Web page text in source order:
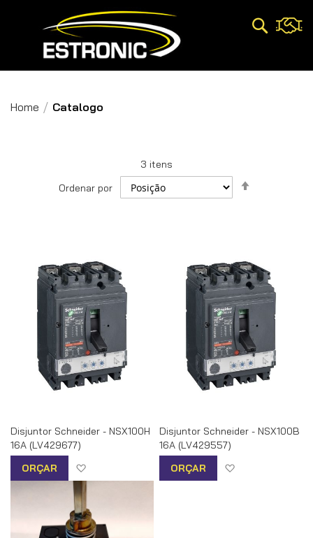
Pesquisa
Home Catalogo
3 itens
Ordenar por
Disjuntor Schneider - NSX100H
16A (LV429677)
ORÇAR
Adicionar à lista de desejos
Disjuntor Schneider - NSX100B
16A (LV429557)
ORÇAR